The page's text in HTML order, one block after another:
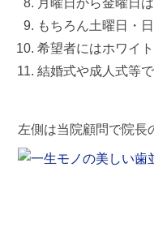
月曜日から金曜日
もちろん土曜日・
希望者にはホワイ
結婚式や成人式等
左側は当院顧問で院長